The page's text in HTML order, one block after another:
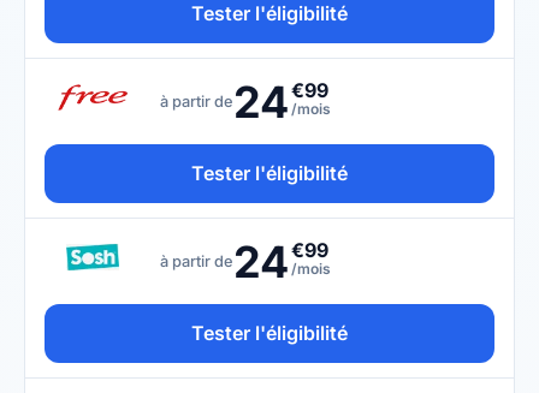
Tester l'éligibilité
à partir de 24€99
/mois
Tester l'éligibilité
à partir de 24€99
/mois
Tester l'éligibilité